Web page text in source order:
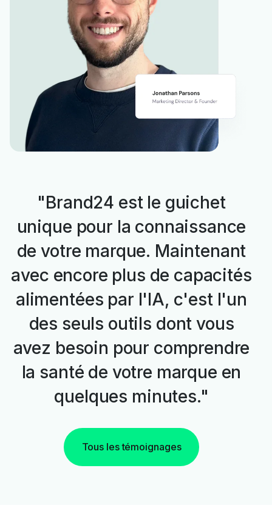
"Brand24 est le guichet
unique pour la connaissance
de votre marque. Maintenant
avec encore plus de capacités
alimentées par l'IA, c'est l'un
des seuls outils dont vous
avez besoin pour comprendre
la santé de votre marque en
quelques minutes."
Tous les témoignages